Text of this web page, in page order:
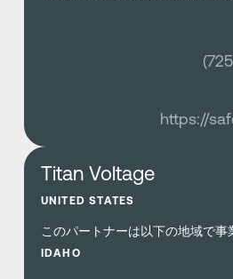
https://
Titan Voltage
UNITED STATES
このパートナーは以下の地域で事
IDAHO
さらに詳しく